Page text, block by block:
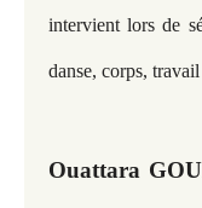
intervient lors de
danse, corps,
Ouattara